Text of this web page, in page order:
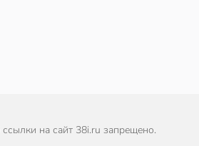
на сайт 38i.ru запрещено.